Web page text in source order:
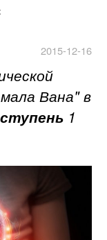
2015-12-16
Вана" в
1